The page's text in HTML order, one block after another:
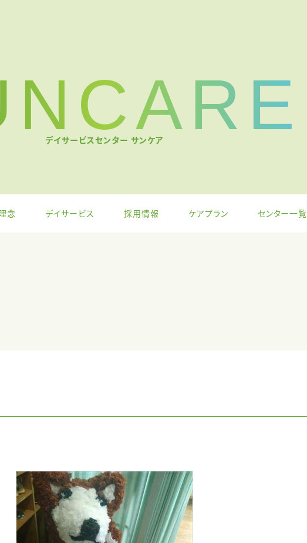
デイサービスセンター サンケア
念 デイサービス 採用情報 ケアプラン センター一覧